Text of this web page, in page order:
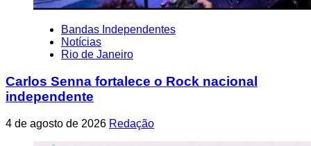
Bandas Independentes
Notícias
Rio de Janeiro
Carlos Senna fortalece o Rock nacional
independente
4 de agosto de 2026 Redação